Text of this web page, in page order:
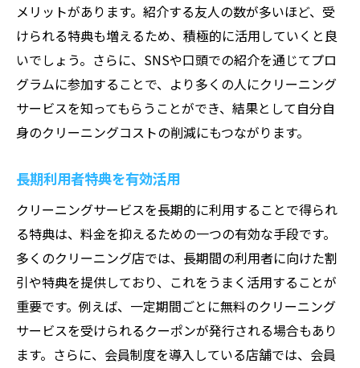
メリットがあります。紹介する友人の数が多いほど、受
けられる特典も増えるため、積極的に活用していくと良
いでしょう。さらに、SNSや口頭での紹介を通じてプロ
グラムに参加することで、より多くの人にクリーニング
サービスを知ってもらうことができ、結果として自分自
身のクリーニングコストの削減にもつながります。
長期利用者特典を有効活用
クリーニングサービスを長期的に利用することで得られ
る特典は、料金を抑えるための一つの有効な手段です。
多くのクリーニング店では、長期間の利用者に向けた割
引や特典を提供しており、これをうまく活用することが
重要です。例えば、一定期間ごとに無料のクリーニング
サービスを受けられるクーポンが発行される場合もあり
ます。さらに、会員制度を導入している店舗では、会員